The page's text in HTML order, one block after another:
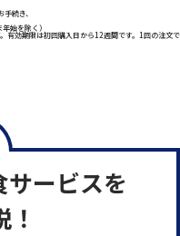
続き、
始を除く）
有効期限は初回購入日から12週間です。1回の注文で
ービスを